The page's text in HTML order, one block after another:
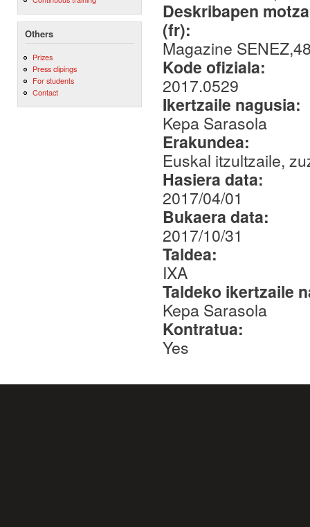
Others
Prizes
Press clipings
For students
Contact
Deskribapen
(fr):
Magazine
Kode ofiziala:
2017.0529
Ikertzaile nagusia:
Kepa Sarasola
Erakundea:
Euskal itzultzaile,
Hasiera data:
2017/04/01
Bukaera data:
2017/10/31
Taldea:
IXA
Taldeko ikertzaile
Kepa Sarasola
Kontratua:
Yes